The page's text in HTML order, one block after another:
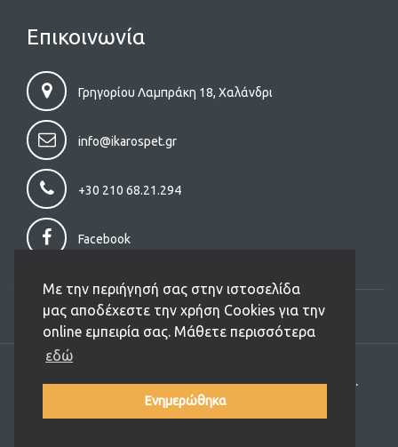
Με την περιήγησή σας στην ιστοσελίδα
μας αποδέχεστε την χρήση Cookies για την
online εμπειρία σας. Μάθετε περισσότερα
εδώ
Ενημερώθηκα
Επικοινωνία
Γρηγορίου Λαμπράκη 18, Χαλάνδρι
info@ikarospet.gr
+30 210 68.21.294
Facebook
Copyright (C) 2026 Ikarospet.gr. All Rights Reserved.
Designed and Developed byJIT